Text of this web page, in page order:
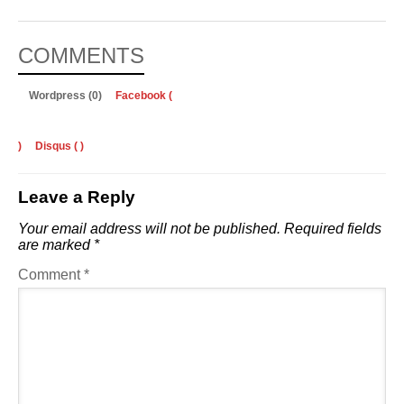
COMMENTS
Wordpress (0) Facebook (
) Disqus ( )
Leave a Reply
Your email address will not be published. Required fields
are marked *
Comment*